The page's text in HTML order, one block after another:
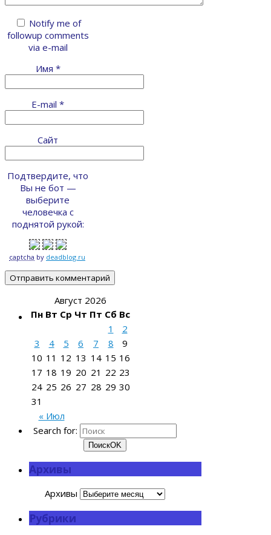
Notify me of
followup comments
via e-mail
Имя *
E-mail *
Сайт
Подтвердите, что
Вы не бот —
выберите
человечка с
поднятой рукой:
captcha by deadblog.ru
Август 2026
Пн Вт Ср Чт Пт Сб Вс
« Июл
1
2
3
4 5 6 7 8
9
10 11 12 13 14 15 16
17 18 19 20 21 22 23
24 25 26 27 28 29 30
31
Search for:
ПоискOK
Архивы
Архивы
Рубрики